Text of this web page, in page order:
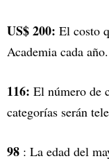
US$ 200: El costo
Academia cada año.
116: El número de
categorías serán
98 : La edad del